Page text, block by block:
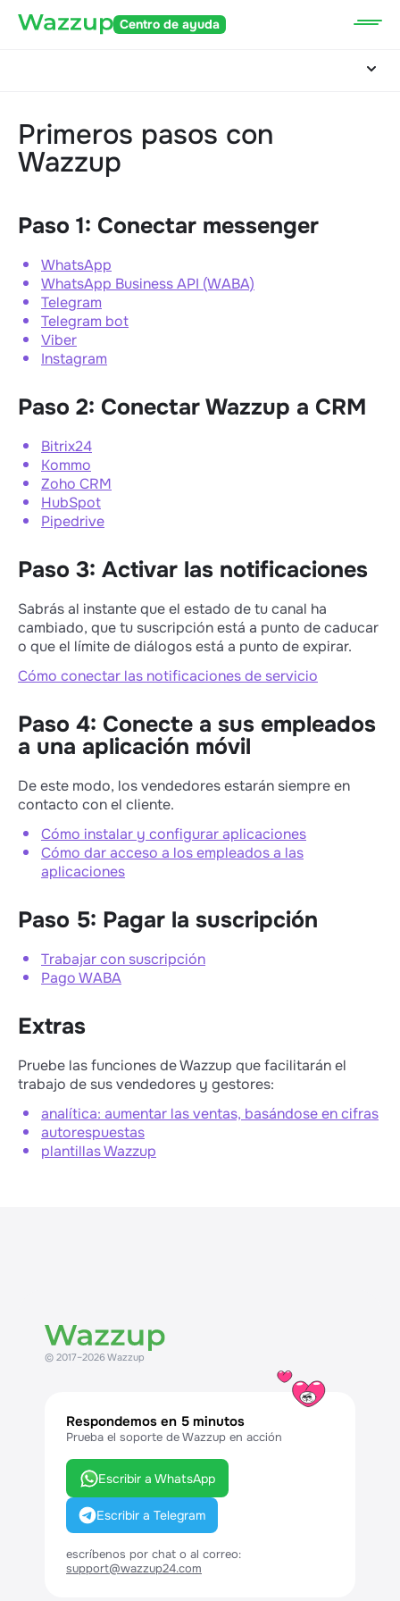
Centro de ayuda
Primeros pasos con
Wazzup
Paso 1: Conectar messenger
WhatsApp
WhatsApp Business API (WABA)
Telegram
Telegram bot
Viber
Instagram
Paso 2: Conectar Wazzup a CRM
Bitrix24
Kommo
Zoho CRM
HubSpot
Pipedrive
Paso 3: Activar las notificaciones
Sabrás al instante que el estado de tu canal ha
cambiado, que tu suscripción está a punto de caducar
o que el límite de diálogos está a punto de expirar.
Cómo conectar las notificaciones de servicio
Paso 4: Conecte a sus empleados
a una aplicación móvil
De este modo, los vendedores estarán siempre en
contacto con el cliente.
Cómo instalar y configurar aplicaciones
Cómo dar acceso a los empleados a las
aplicaciones
Paso 5: Pagar la suscripción
Trabajar con suscripción
Pago WABA
Extras
Pruebe las funciones de Wazzup que facilitarán el
trabajo de sus vendedores y gestores:
analítica: aumentar las ventas, basándose en cifras
autorespuestas
plantillas Wazzup
© 2017–2026 Wazzup
Respondemos en 5 minutos
Prueba el soporte de Wazzup en acción
Escribir a WhatsApp
Escribir a Telegram
escríbenos por chat o al correo:
support@wazzup24.com